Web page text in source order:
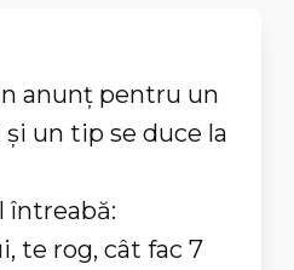
anunţ pentru un
un tip se duce la
întreabă:
te rog, cât fac 7